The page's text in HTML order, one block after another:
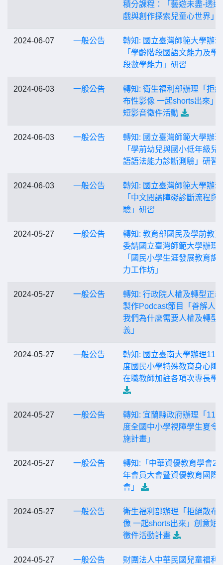
積分課程：「藝遊未盡-透過
戲與創作探索兒童心世界」
2024-06-07 一般公告
轉知: 國立臺灣師範大學辦理
「學齡階段國語文能力及學
段數學能力」研習
2024-06-03 一般公告
轉知: 衛生福利部辦理「拒
布性影像 一起shorts出來」
短影音徵件活動
2024-06-03 一般公告
轉知: 國立臺灣師範大學辦理
「學前幼兒與國小低年級兒
語語法能力診斷測驗」研習
2024-06-03 一般公告
轉知: 國立臺灣師範大學辦理
「中文閱讀障礙診斷流程與
驗」研習
2024-05-27 一般公告
轉知: 教育部國民及學前教
委請國立臺灣師範大學辦理
「國民小學生涯發展教育課
力工作坊」
2024-05-27 一般公告
轉知: 行政院人權及轉型正
製作Podcast節目「善解人
我們為什麼需要人權及轉型
義」
2024-05-27 一般公告
轉知: 國立臺南大學辦理113
度國民小學特殊教育身心障
在職教師加註各項次專長學
2024-05-27 一般公告
轉知: 宜蘭縣政府辦理「113
度全國中小學視障學生夏令
施計畫」
2024-05-27 一般公告
轉知:「中華資優教育學會
年會員大會暨資優教育國際
會」
2024-05-27 一般公告
衛生福利部辦理「拒絕散布
像 一起shorts出來」創意短
徵件活動計畫
2024-05-27 一般公告 財團法人中華民國兒童福利